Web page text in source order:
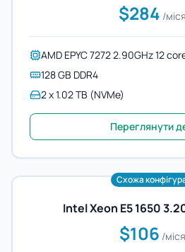
$284 /
AMD EPYC 7272 2.90GHz 12
128 GB DDR4
2 x 1.02 TB (NVMe)
Переглянути
Схожа
Intel Xeon E5 1650
$106 /